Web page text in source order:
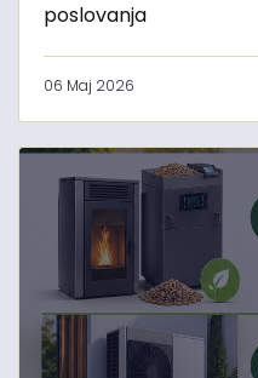
poslovanja
06 Maj 2026